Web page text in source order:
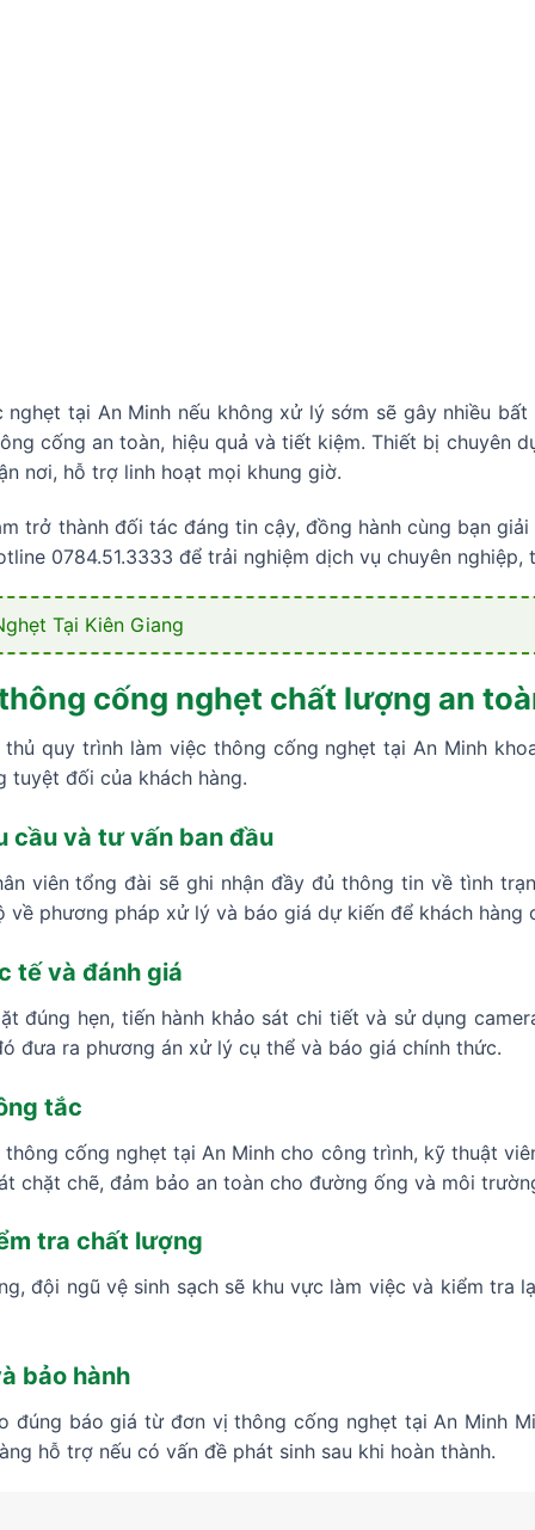
tại An Minh nếu không xử lý sớm sẽ gây nhiều
cống an toàn, hiệu quả và tiết kiệm. Thiết bị chuyên
nơi, hỗ trợ linh hoạt mọi khung giờ.
trở thành đối tác đáng tin cậy, đồng hành cùng bạn
0784.51.3333 để trải nghiệm dịch vụ chuyên nghiệp,
Tại Kiên Giang
cống nghẹt chất lượng an
quy trình làm việc thông cống nghẹt tại An Minh
tuyệt đối của khách hàng.
cầu và tư vấn ban đầu
viên tổng đài sẽ ghi nhận đầy đủ thông tin về tình
phương pháp xử lý và báo giá dự kiến để khách hàng
tế và đánh giá
đúng hẹn, tiến hành khảo sát chi tiết và sử dụng
đưa ra phương án xử lý cụ thể và báo giá chính thức.
tắc
thông cống nghẹt tại An Minh cho công trình, kỹ thuật
chặt chẽ, đảm bảo an toàn cho đường ống và môi
tra chất lượng
đội ngũ vệ sinh sạch sẽ khu vực làm việc và kiểm tra
bảo hành
đúng báo giá từ đơn vị thông cống nghẹt tại An Minh
hỗ trợ nếu có vấn đề phát sinh sau khi hoàn thành.